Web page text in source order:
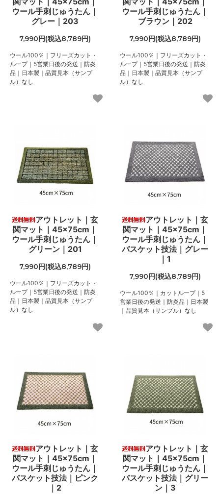
ウール手刺じゅうたん｜
グレー｜203
7,990円(税込8,789円)
ウール100％｜フリーズカット・
ループ｜5営業日後の発送｜防炎
品｜日本製｜品質見本（サンプ
ル）なし
ウール手刺じゅうたん｜
ブラウン｜202
7,990円(税込8,789円)
ウール100％｜フリーズカット・
ループ｜5営業日後の発送｜防炎
品｜日本製｜品質見本（サンプ
ル）なし
アウトレット｜玄
関マット｜45×75cm｜
ウール手刺じゅうたん｜
グリーン｜201
7,990円(税込8,789円)
ウール100％｜フリーズカット・
ループ｜5営業日後の発送｜防炎
品｜日本製｜品質見本（サンプ
ル）なし
アウトレット｜玄
関マット｜45×75cm｜
ウール手刺じゅうたん｜
バスケット技法｜グレー
｜1
7,990円(税込8,789円)
ウール100％｜カットループ｜5
営業日後の発送｜防炎品｜日本製
｜品質見本（サンプル）なし
アウトレット｜玄
関マット｜45×75cm｜
ウール手刺じゅうたん｜
バスケット技法｜ピンク
｜2
アウトレット｜玄
関マット｜45×75cm｜
ウール手刺じゅうたん｜
バスケット技法｜グリー
ン｜3